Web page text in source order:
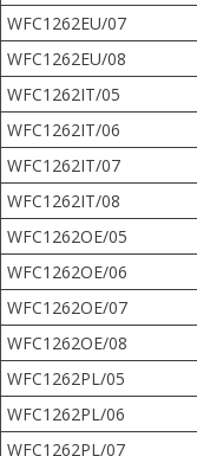
WFC1262EU/07
WFC1262EU/08
WFC1262IT/05
WFC1262IT/06
WFC1262IT/07
WFC1262IT/08
WFC1262OE/05
WFC1262OE/06
WFC1262OE/07
WFC1262OE/08
WFC1262PL/05
WFC1262PL/06
WFC1262PL/07